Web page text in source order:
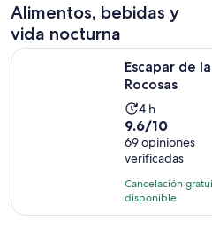
Alimentos, bebidas y
vida nocturna
Escapar de
Rocosas
La
actividad
dura
4
horas
4 h
9.6
de
10
con
69
opiniones
9.6/10
69 opiniones
verificadas
Cancelación
disponible
Escapar de las Montañas